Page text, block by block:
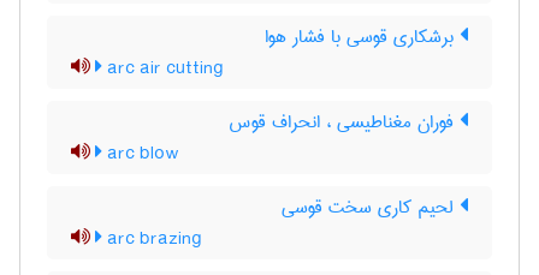
برشکاری قوسی با فشار هوا
arc air cutting
فوران مغناطیسی ، انحراف قوس
arc blow
لحیم کاری سخت قوسی
arc brazing